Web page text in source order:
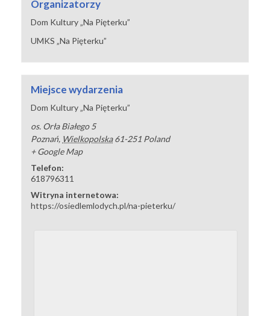
Organizatorzy
Dom Kultury „Na Pięterku”
UMKS „Na Pięterku”
Miejsce wydarzenia
Dom Kultury „Na Pięterku”
os. Orła Białego 5
Poznań, Wielkopolska 61-251 Poland
+ Google Map
Telefon:
618796311
Witryna internetowa:
https://osiedlemlodych.pl/na-pieterku/